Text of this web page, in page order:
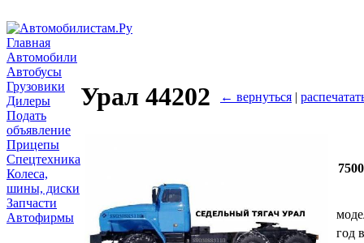
Главная
Автомобили
Автобусы
Грузовики
Дилеры
Подать
объявление
Прицепы
Спецтехника
Колеса,
шины, диски
Запчасти
Автофирмы
Урал 44202 ← вернуться |
год